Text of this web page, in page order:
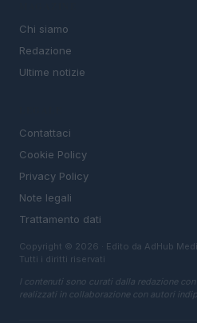
Chi siamo
Redazione
Ultime notizie
Contattaci
Cookie Policy
Privacy Policy
Note legali
Trattamento dati
Copyright © 2026 · Edito da AdHub
Tutti i diritti riservati
I contenuti sono curati dalla redazione
realizzati in collaborazione con autori